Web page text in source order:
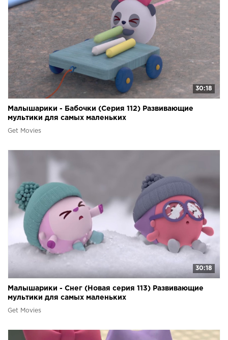
30:18
Малышарики - Бабочки (Серия 112) Развивающие
мультики для самых маленьких
Get Movies
30:18
Малышарики - Снег (Новая серия 113) Развивающие
мультики для самых маленьких
Get Movies